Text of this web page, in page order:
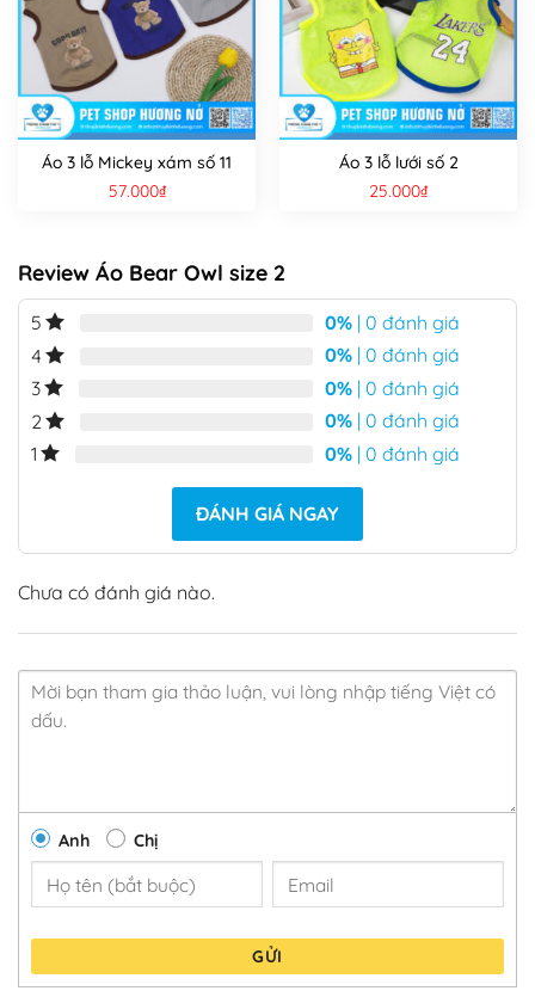
Áo 3 lỗ Mickey xám số 11
57.000₫
Áo 3 lỗ lưới số 2
25.000₫
Review Áo Bear Owl size 2
5 0% | 0 đánh giá
4
0% | 0 đánh giá
3
0% | 0 đánh giá
2
0% | 0 đánh giá
1
0% | 0 đánh giá
ĐÁNH GIÁ NGAY
Chưa có đánh giá nào.
Anh Chị
GỬI